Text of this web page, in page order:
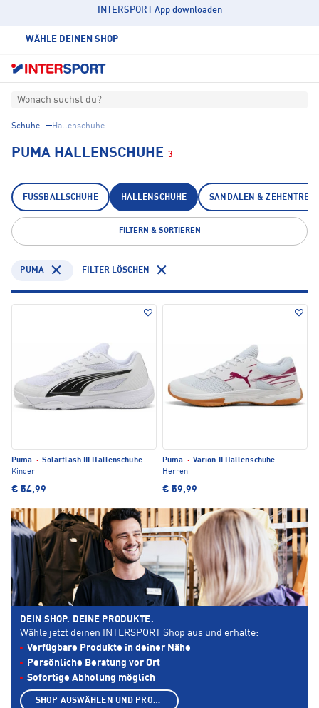
INTERSPORT App downloaden
WÄHLE DEINEN SHOP
Wonach suchst du?
Schuhe Hallenschuhe
PUMA HALLENSCHUHE 3
FUSSBALLSCHUHE HALLENSCHUHE SANDALEN &
FILTERN & SORTIEREN
PUMA FILTER LÖSCHEN
Puma · Solarflash III Hallenschuhe
Kinder
€ 54,99
Puma · Varion II Hallenschuhe
Herren
€ 59,99
DEIN SHOP. DEINE PRODUKTE.
Wähle jetzt deinen INTERSPORT Shop aus und erhalte:
Verfügbare Produkte in deiner Nähe
Persönliche Beratung vor Ort
Sofortige Abholung möglich
SHOP AUSWÄHLEN UND PRODUKTE ANZEIGEN